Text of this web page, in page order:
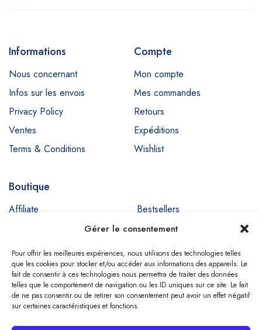
Gérer le consentement
Pour offrir les meilleures expériences, nous utilisons des technologies telles
que les cookies pour stocker et/ou accéder aux informations des appareils. Le
fait de consentir à ces technologies nous permettra de traiter des données
telles que le comportement de navigation ou les ID uniques sur ce site. Le fait
de ne pas consentir ou de retirer son consentement peut avoir un effet négatif
sur certaines caractéristiques et fonctions.
Informations
Nous concernant
Infos sur les envois
Privacy Policy
Ventes
Terms & Conditions
Compte
Mon compte
Mes commandes
Retours
Expéditions
Wishlist
Boutique
Affiliate
Bestsellers
Nouveaux Produits
Ventes
Copyright © SIGNADENT. All Rights Reserved